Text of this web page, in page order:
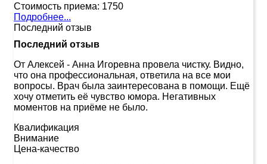
Стоимость приема: 1750
Подробнее...
Последний отзыв
Последний отзыв
От Алексей - Анна Игоревна провела чистку. Видно,
что она профессиональная, ответила на все мои
вопросы. Врач была заинтересована в помощи. Ещё
хочу отметить её чувство юмора. Негативных
моментов на приёме не было.
Квалификация
Внимание
Цена-качество